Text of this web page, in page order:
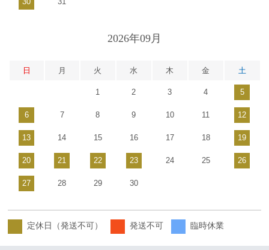
2026年09月
日 月 火 水 木 金 土
1 2 3 4 5
6 7 8 9 10 11 12
13 14 15 16 17 18 19
20 21 22 23 24 25 26
27 28 29 30
定休日（発送不可） 発送不可 臨時休業